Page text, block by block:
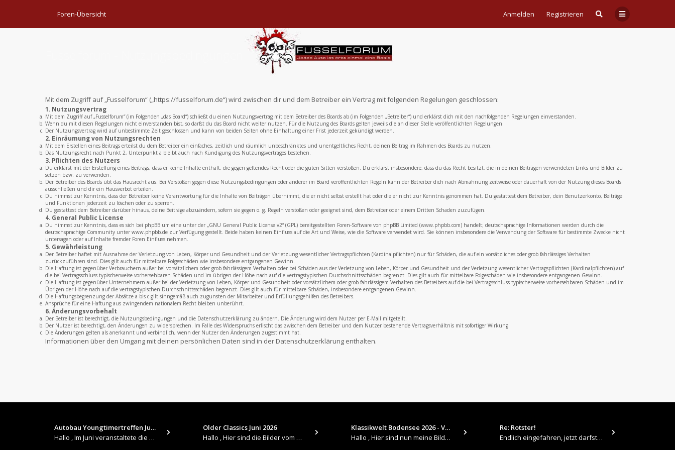
Anmelden Registrieren
Foren-Übersicht
Mit dem Zugriff auf „Fusselforum“ („https://fusselforum.de“) wird zwischen dir und dem Betreiber ein Vertrag mit folgenden Regelungen geschlossen:
1. Nutzungsvertrag
Mit dem Zugriff auf „Fusselforum“ (im Folgenden „das Board“) schließt du einen Nutzungsvertrag mit dem Betreiber des Boards ab (im Folgenden „Betreiber“) und erklärst dich mit den nachfolgenden Regelungen einverstanden.
Wenn du mit diesen Regelungen nicht einverstanden bist, so darfst du das Board nicht weiter nutzen. Für die Nutzung des Boards gelten jeweils die an dieser Stelle veröffentlichten Regelungen.
Der Nutzungsvertrag wird auf unbestimmte Zeit geschlossen und kann von beiden Seiten ohne Einhaltung einer Frist jederzeit gekündigt werden.
2. Einräumung von Nutzungsrechten
Mit dem Erstellen eines Beitrags erteilst du dem Betreiber ein einfaches, zeitlich und räumlich unbeschränktes und unentgeltliches Recht, deinen Beitrag im Rahmen des Boards zu nutzen.
Das Nutzungsrecht nach Punkt 2, Unterpunkt a bleibt auch nach Kündigung des Nutzungsvertrages bestehen.
3. Pflichten des Nutzers
Du erklärst mit der Erstellung eines Beitrags, dass er keine Inhalte enthält, die gegen geltendes Recht oder die guten Sitten verstoßen. Du erklärst insbesondere, dass du das Recht besitzt, die in deinen Beiträgen verwendeten Links und Bilder zu
setzen bzw. zu verwenden.
Der Betreiber des Boards übt das Hausrecht aus. Bei Verstößen gegen diese Nutzungsbedingungen oder anderer im Board veröffentlichten Regeln kann der Betreiber dich nach Abmahnung zeitweise oder dauerhaft von der Nutzung dieses Boards
ausschließen und dir ein Hausverbot erteilen.
Du nimmst zur Kenntnis, dass der Betreiber keine Verantwortung für die Inhalte von Beiträgen übernimmt, die er nicht selbst erstellt hat oder die er nicht zur Kenntnis genommen hat. Du gestattest dem Betreiber, dein Benutzerkonto, Beiträge
und Funktionen jederzeit zu löschen oder zu sperren.
Du gestattest dem Betreiber darüber hinaus, deine Beiträge abzuändern, sofern sie gegen o. g. Regeln verstoßen oder geeignet sind, dem Betreiber oder einem Dritten Schaden zuzufügen.
4. General Public License
Du nimmst zur Kenntnis, dass es sich bei phpBB um eine unter der „GNU General Public License v2“ (GPL) bereitgestellten Foren-Software von phpBB Limited (www.phpbb.com) handelt; deutschsprachige Informationen werden durch die
deutschsprachige Community unter www.phpbb.de zur Verfügung gestellt. Beide haben keinen Einfluss auf die Art und Weise, wie die Software verwendet wird. Sie können insbesondere die Verwendung der Software für bestimmte Zwecke nicht
untersagen oder auf Inhalte fremder Foren Einfluss nehmen.
5. Gewährleistung
Der Betreiber haftet mit Ausnahme der Verletzung von Leben, Körper und Gesundheit und der Verletzung wesentlicher Vertragspflichten (Kardinalpflichten) nur für Schäden, die auf ein vorsätzliches oder grob fahrlässiges Verhalten
zurückzuführen sind. Dies gilt auch für mittelbare Folgeschäden wie insbesondere entgangenen Gewinn.
Die Haftung ist gegenüber Verbrauchern außer bei vorsätzlichem oder grob fahrlässigem Verhalten oder bei Schäden aus der Verletzung von Leben, Körper und Gesundheit und der Verletzung wesentlicher Vertragspflichten (Kardinalpflichten) auf
die bei Vertragsschluss typischerweise vorhersehbaren Schäden und im übrigen der Höhe nach auf die vertragstypischen Durchschnittsschäden begrenzt. Dies gilt auch für mittelbare Folgeschäden wie insbesondere entgangenen Gewinn.
Die Haftung ist gegenüber Unternehmern außer bei der Verletzung von Leben, Körper und Gesundheit oder vorsätzlichem oder grob fahrlässigem Verhalten des Betreibers auf die bei Vertragsschluss typischerweise vorhersehbaren Schäden und im
Übrigen der Höhe nach auf die vertragstypischen Durchschnittsschäden begrenzt. Dies gilt auch für mittelbare Schäden, insbesondere entgangenen Gewinn.
Die Haftungsbegrenzung der Absätze a bis c gilt sinngemäß auch zugunsten der Mitarbeiter und Erfüllungsgehilfen des Betreibers.
Ansprüche für eine Haftung aus zwingendem nationalem Recht bleiben unberührt.
6. Änderungsvorbehalt
Der Betreiber ist berechtigt, die Nutzungsbedingungen und die Datenschutzerklärung zu ändern. Die Änderung wird dem Nutzer per E-Mail mitgeteilt.
Der Nutzer ist berechtigt, den Änderungen zu widersprechen. Im Falle des Widerspruchs erlischt das zwischen dem Betreiber und dem Nutzer bestehende Vertragsverhältnis mit sofortiger Wirkung.
Die Änderungen gelten als anerkannt und verbindlich, wenn der Nutzer den Änderungen zugestimmt hat.
Informationen über den Umgang mit deinen persönlichen Daten sind in der Datenschutzerklärung enthalten.
Autobau Youngtimertreffen Jun…
Hallo , Im Juni veranstaltete die Autobau in Romanshorn auf ihrem Gelände ein kleines Youngtimertreffen : https://up.
Older Classics Juni 2026
​Hallo , Hier sind die Bilder vom Older Classics im Juni 2026 : https://up.picr.de/51155940wd.jpg https://up.pic
Klassikwelt Bodensee 2026 - V…
Hallo , Hier sind nun meine Bilder 2026er Klassikwelt Bodensee 😀 https://up.picr.de/51125547rb.jpg https://up.pi
Re: Rotster!
Endlich eingefahren, jetzt darfste Vollgas geben 👍